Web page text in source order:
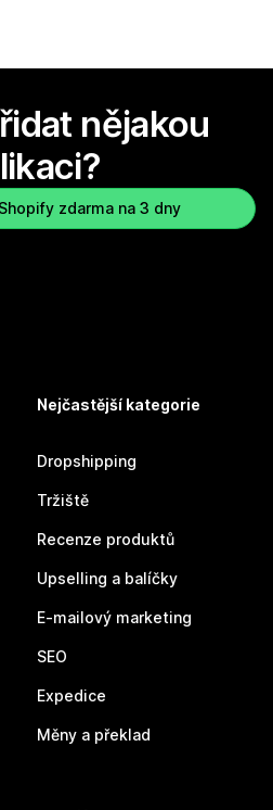
nějakou
zdarma na 3 dny
Nejčastější kategorie
Dropshipping
Tržiště
Recenze produktů
Upselling a balíčky
E-mailový marketing
SEO
Expedice
Měny a překlad